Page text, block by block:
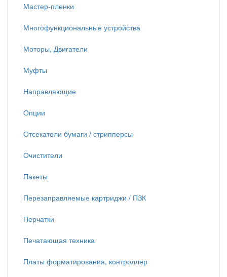
Мастер-пленки
Многофункциональные устройства
Моторы, Двигатели
Муфты
Направляющие
Опции
Отсекатели бумаги / стрипперсы
Очистители
Пакеты
Перезаправляемые картриджи / ПЗК
Перчатки
Печатающая техника
Платы форматирования, контроллер